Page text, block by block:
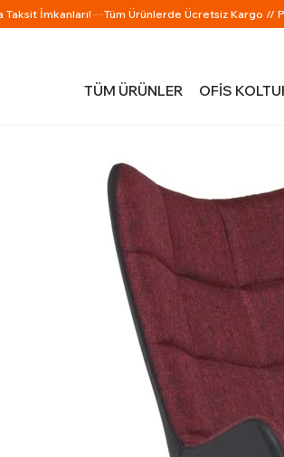
TÜM ÜRÜNLER OFİS